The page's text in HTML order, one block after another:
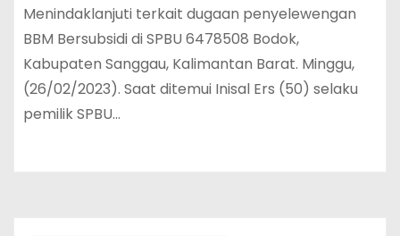
Menindaklanjuti terkait dugaan penyelewengan
BBM Bersubsidi di SPBU 6478508 Bodok,
Kabupaten Sanggau, Kalimantan Barat. Minggu,
(26/02/2023). Saat ditemui Inisal Ers (50) selaku
pemilik SPBU…